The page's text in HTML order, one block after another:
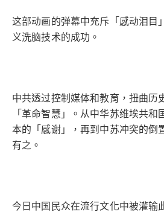
这部动画的弹幕中充斥「感动泪目
义洗脑技术的成功。
中共透过控制媒体和教育，扭曲历
「革命智慧」。从中华苏维埃共和
本的「感谢」，再到中苏冲突的倒
有之。
今日中国民众在流行文化中被灌输